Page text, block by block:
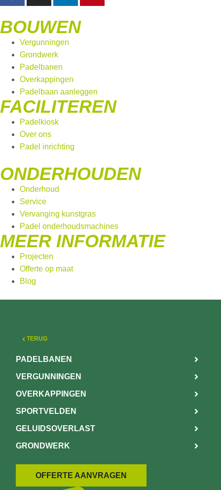
BOUWEN
Vergunningen
Grondwerk
Padelbanen
Overkappingen
Padelbaan aanleggen
FACILITEREN
Padelkiosk
Over ons
Padel inrichting
ONDERHOUDEN
Onderhoud
Service
Vervanging kunstgras
Padel onderhoudsmachines
MEER INFORMATIE
Projecten
Offerte op maat
Blog
TERUG
PADELBANEN
VERGUNNINGEN
OVERKAPPINGEN
SPORTVELDEN
GELUIDSOVERLAST
GRONDWERK
OFFERTE AANVRAGEN